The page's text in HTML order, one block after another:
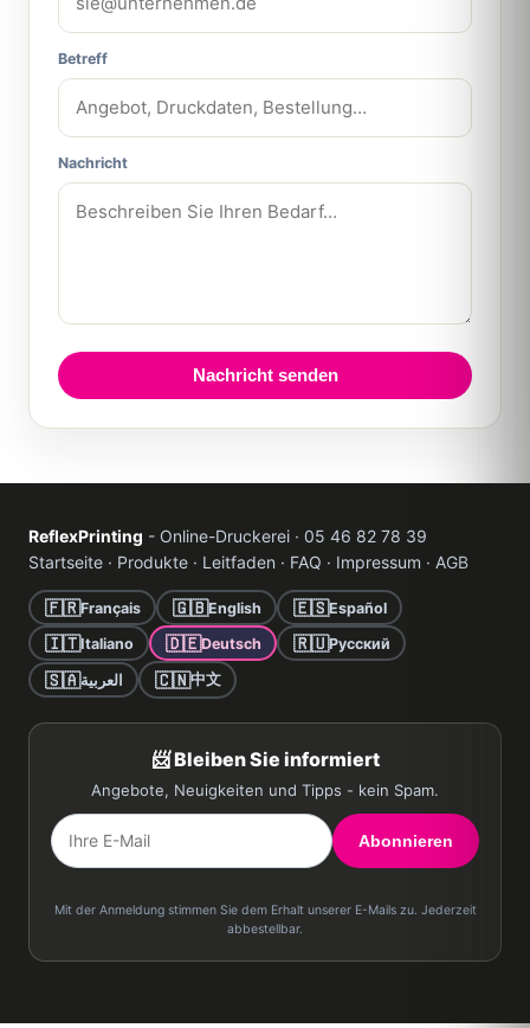
Betreff
Nachricht
Nachricht senden
ReflexPrinting - Online-Druckerei · 05 46 82 78 39
Startseite · Produkte · Leitfaden · FAQ · Impressum · AGB
🇫🇷Français 🇬🇧English 🇪🇸Español
🇮🇹Italiano 🇩🇪Deutsch 🇷🇺Русский
🇸🇦العربية 🇨🇳中文
📨 Bleiben Sie informiert
Angebote, Neuigkeiten und Tipps - kein Spam.
Abonnieren
Mit der Anmeldung stimmen Sie dem Erhalt unserer E-Mails zu. Jederzeit
abbestellbar.